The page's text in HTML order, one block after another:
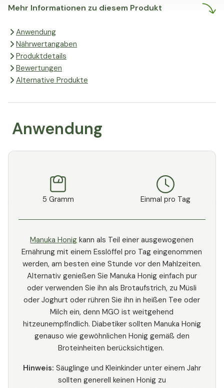
spezielle Substanz nicht enthält.
Mehr Informationen zu diesem Produkt
Anwendung
Nährwertangaben
Produktdetails
Bewertungen
Alternative Produkte
Anwendung
5 Gramm Einmal pro Tag
Manuka Honig kann als Teil einer ausgewogenen
Ernährung mit einem Esslöffel pro Tag eingenommen
werden, am besten eine Stunde vor den Mahlzeiten.
Alternativ genießen Sie Manuka Honig einfach pur
oder verwenden Sie ihn als Brotaufstrich, zu Müsli
oder Joghurt oder rühren Sie ihn in heißen Tee oder
Milch ein, denn MGO ist weitgehend
hitzeunempfindlich. Diabetiker sollten Manuka Honig
genauso wie gewöhnlichen Honig gemäß den
Broteinheiten berücksichtigen.
Hinweis: Säuglinge und Kleinkinder unter einem Jahr
sollten generell keinen Honig zu